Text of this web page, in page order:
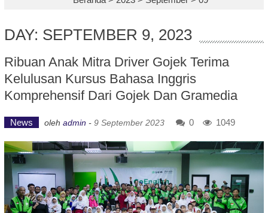
DAY: SEPTEMBER 9, 2023
Ribuan Anak Mitra Driver Gojek Terima
Kelulusan Kursus Bahasa Inggris
Komprehensif Dari Gojek Dan Gramedia
News oleh admin - 9 September 2023 0 1049